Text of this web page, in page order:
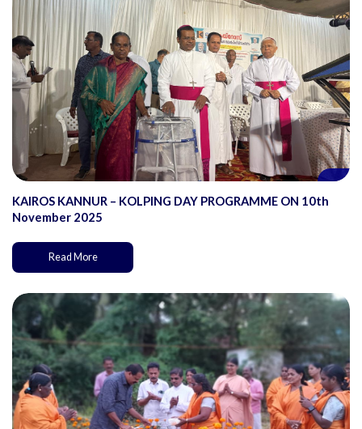
KAIROS KANNUR – KOLPING DAY PROGRAMME ON 10th
November 2025
Read More